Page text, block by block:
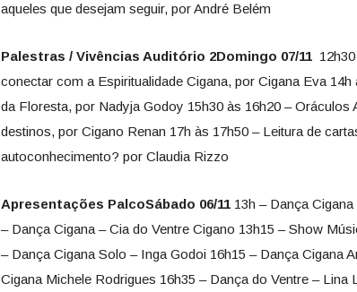
aqueles que desejam seguir, por André Belém
Palestras / Vivências Auditório 2Domingo 07/11
conectar com a Espiritualidade Cigana, por Cigana Eva
da Floresta, por Nadyja Godoy 15h30 às 16h20 – Oráculos
destinos, por Cigano Renan 17h às 17h50 – Leitura de
autoconhecimento? por Claudia Rizzo
Apresentações PalcoSábado 06/11 13h – Dança
– Dança Cigana – Cia do Ventre Cigano 13h15 – Show
– Dança Cigana Solo – Inga Godoi 16h15 – Dança Cigana
Cigana Michele Rodrigues 16h35 – Dança do Ventre – Lina